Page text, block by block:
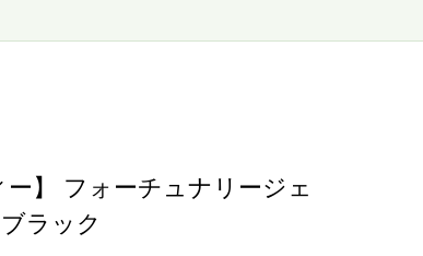
ー】 フォーチュナリージェ
ラック